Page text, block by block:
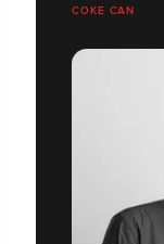
COKE CAN